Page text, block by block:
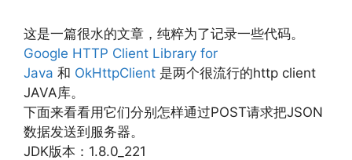
这是一篇很水的文章，纯粹为了记录一些代码。
Google HTTP Client Library for
Java 和 OkHttpClient 是两个很流行的http client
JAVA库。
下面来看看用它们分别怎样通过POST请求把JSON
数据发送到服务器。
JDK版本：1.8.0_221